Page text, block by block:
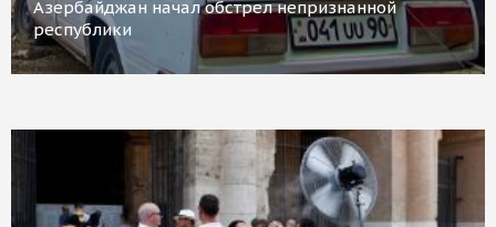
Азербайджан начал обстрел непризнанной
республики